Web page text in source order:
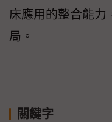
床應用的整合能力
局。
關鍵字